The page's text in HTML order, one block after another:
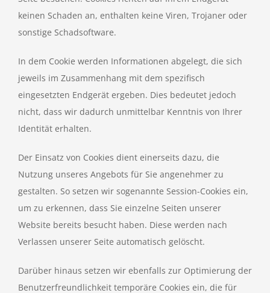
keinen Schaden an, enthalten keine Viren, Trojaner oder
sonstige Schadsoftware.
In dem Cookie werden Informationen abgelegt, die sich
jeweils im Zusammenhang mit dem spezifisch
eingesetzten Endgerät ergeben. Dies bedeutet jedoch
nicht, dass wir dadurch unmittelbar Kenntnis von Ihrer
Identität erhalten.
Der Einsatz von Cookies dient einerseits dazu, die
Nutzung unseres Angebots für Sie angenehmer zu
gestalten. So setzen wir sogenannte Session-Cookies ein,
um zu erkennen, dass Sie einzelne Seiten unserer
Website bereits besucht haben. Diese werden nach
Verlassen unserer Seite automatisch gelöscht.
Darüber hinaus setzen wir ebenfalls zur Optimierung der
Benutzerfreundlichkeit temporäre Cookies ein, die für